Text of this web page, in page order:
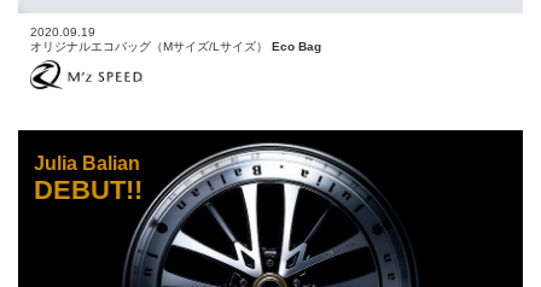
2020.09.19
オリジナルエコバッグ（Mサイズ/Lサイズ） Eco Bag
Julia Balian
DEBUT!!